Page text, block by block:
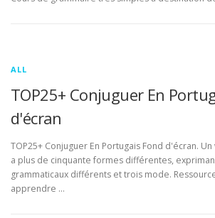
ALL
TOP25+ Conjuguer En
d'écran
TOP25+ Conjuguer En Portugais Fond d'écran.
a plus de cinquante formes différentes,
grammaticaux différents et trois mode.
apprendre …